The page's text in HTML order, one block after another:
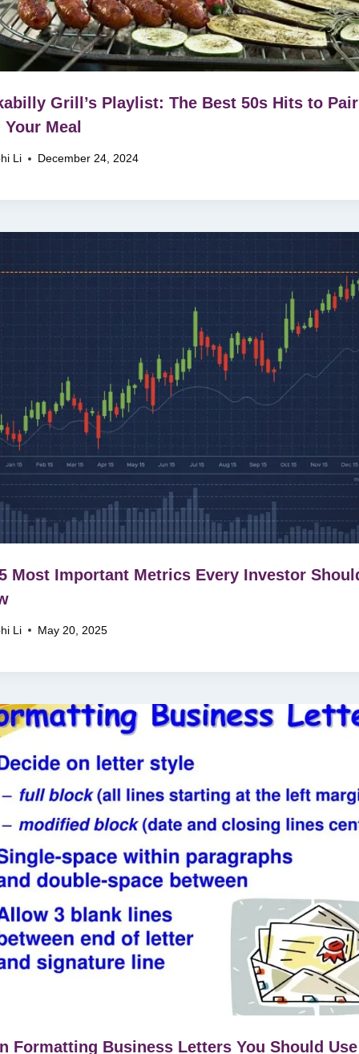
Grill’s Playlist: The Best 50s Hits to Pair
Meal
Li December 24, 2024
Most Important Metrics Every Investor
Li May 20, 2025
Formatting Business Letters You Should Use